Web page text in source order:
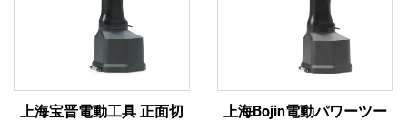
上海宝晋電動工具 正面切
上海Bojin電動パワーツー